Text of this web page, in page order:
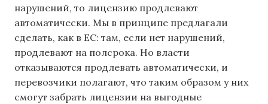
нарушений, то лицензию продлевают
автоматически. Мы в принципе предлагали
сделать, как в ЕС: там, если нет нарушений,
продлевают на полсрока. Но власти
отказываются продлевать автоматически, и
перевозчики полагают, что таким образом у них
смогут забрать лицензии на выгодные